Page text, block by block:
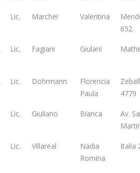
Lic. Marchei Valentina
652
Lic. Fagiani Giulani
Lic. Dohrmann
Florencia
Paula
4779
Lic. Giuliano Bianca
Av.
Lic. Villareal
Nadia
Romina
Italia